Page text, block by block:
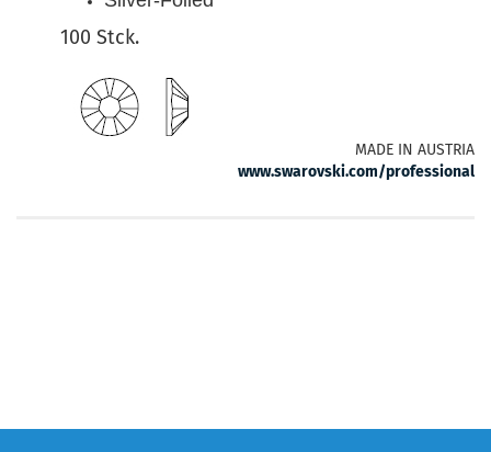
100 Stck.
MADE IN AUSTRIA
www.swarovski.com/professional